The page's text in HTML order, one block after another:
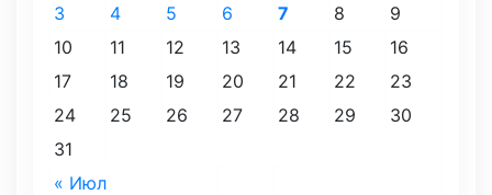
« Июл
3
4 5 6 7 8
9
10
11 12 13 14 15
16
17
18 19 20 21 22
23
24
25 26 27 28 29
30
31